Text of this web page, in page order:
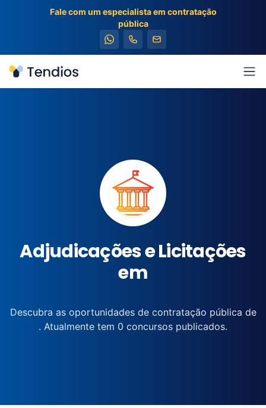
Fale com um especialista em contratação
pública
Tendios
Adjudicações e Licitações
em
Descubra as oportunidades de contratação pública de
. Atualmente tem 0 concursos publicados.